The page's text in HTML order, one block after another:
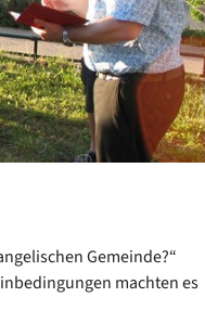
Gemeinde?“
machten es